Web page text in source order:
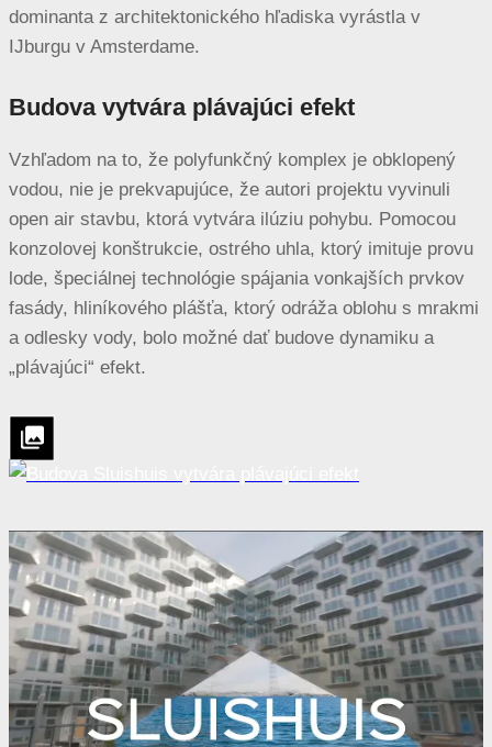
dominanta z architektonického hľadiska vyrástla v
IJburgu v Amsterdame.
Budova vytvára plávajúci efekt
Vzhľadom na to, že polyfunkčný komplex je obklopený
vodou, nie je prekvapujúce, že autori projektu vyvinuli
open air stavbu, ktorá vytvára ilúziu pohybu. Pomocou
konzolovej konštrukcie, ostrého uhla, ktorý imituje provu
lode, špeciálnej technológie spájania vonkajších prvkov
fasády, hliníkového plášťa, ktorý odráža oblohu s mrakmi
a odlesky vody, bolo možné dať budove dynamiku a
„plávajúci“ efekt.